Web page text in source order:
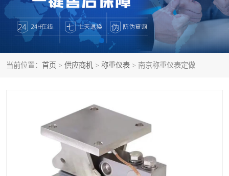
当前位置： 首页 > 供应商机 > 称重仪表 > 南京称重仪表定做
手工配料系统 屠宰管理软件
自动化配料系统 称重贴标机
屠宰轨道秤 检重秤